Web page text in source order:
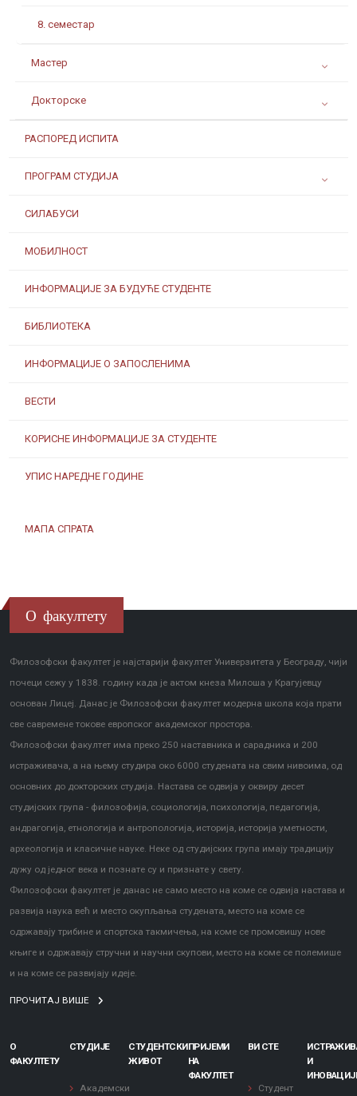
8. семестар
Мастер
Докторске
РАСПОРЕД ИСПИТА
ПРОГРАМ СТУДИЈА
СИЛАБУСИ
МОБИЛНОСТ
ИНФОРМАЦИЈЕ ЗА БУДУЋЕ СТУДЕНТЕ
БИБЛИОТЕКА
ИНФОРМАЦИЈЕ О ЗАПОСЛЕНИМА
ВЕСТИ
КОРИСНЕ ИНФОРМАЦИЈЕ ЗА СТУДЕНТЕ
УПИС НАРЕДНЕ ГОДИНЕ
МАПА СПРАТА
О факултету
Филозофски факултет је најстарији факултет Универзитета у Београду, чији
почеци сежу у 1838. годину када је актом кнеза Милоша у Крагујевцу
основан Лицеј. Данас је Филозофски факултет модерна школа која прати
све савремене токове европског академског простора.
Филозофски факултет има преко 250 наставника и сарадника и 200
истраживача, а на њему студира око 6000 студената на свим нивоима, од
основних до докторских студија. Настава се одвија у оквиру десет
студијских група - филозофија, социологија, психологија, педагогија,
андрагогија, етнологија и антропологија, историја, историја уметности,
археологија и класичне науке. Неке од студијских група имају традицију
дужу од једног века и познате су и признате у свету.
Филозофски факултет је данас не само место на коме се одвија настава и
развија наука већ и место окупљања студената, место на коме се
одржавају трибине и спортска такмичења, на коме се промовишу нове
књиге и одржавају стручни и научни скупови, место на коме се полемише
и на коме се развијају идеје.
ПРОЧИТАЈ ВИШЕ
О
ФАКУЛТЕТУ
СТУДИЈЕ
Академски
СТУДЕНТСКИ
ЖИВОТ
ПРИЈЕМИ
НА
ФАКУЛТЕТ
ВИ СТЕ
Студент
И